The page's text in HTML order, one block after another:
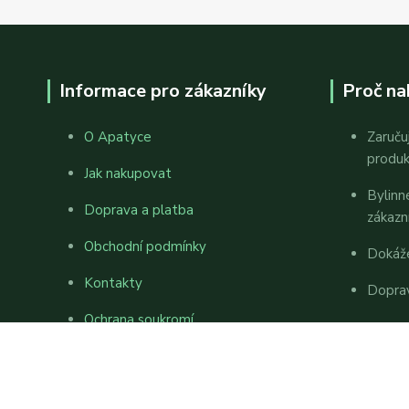
Informace pro zákazníky
O Apatyce
Jak nakupovat
Doprava a platba
Obchodní podmínky
Kontakty
Ochrana soukromí
Proč